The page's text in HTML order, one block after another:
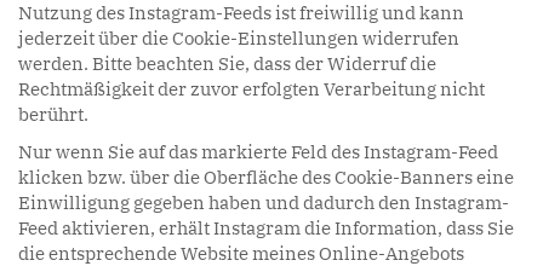
Nutzung des Instagram-Feeds ist freiwillig und kann
jederzeit über die Cookie-Einstellungen widerrufen
werden. Bitte beachten Sie, dass der Widerruf die
Rechtmäßigkeit der zuvor erfolgten Verarbeitung nicht
berührt.
Nur wenn Sie auf das markierte Feld des Instagram-Feed
klicken bzw. über die Oberfläche des Cookie-Banners eine
Einwilligung gegeben haben und dadurch den Instagram-
Feed aktivieren, erhält Instagram die Information, dass Sie
die entsprechende Website meines Online-Angebots